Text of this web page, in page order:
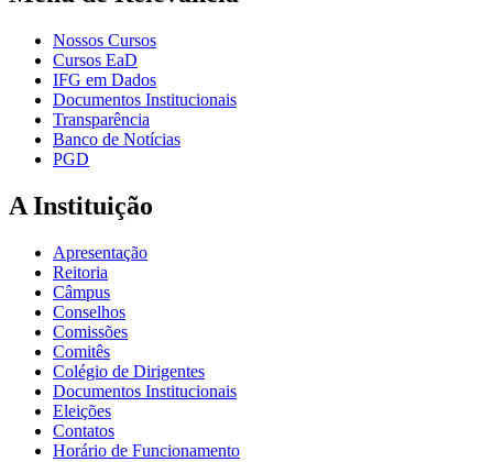
Nossos Cursos
Cursos EaD
IFG em Dados
Documentos Institucionais
Transparência
Banco de Notícias
PGD
A Instituição
Apresentação
Reitoria
Câmpus
Conselhos
Comissões
Comitês
Colégio de Dirigentes
Documentos Institucionais
Eleições
Contatos
Horário de Funcionamento